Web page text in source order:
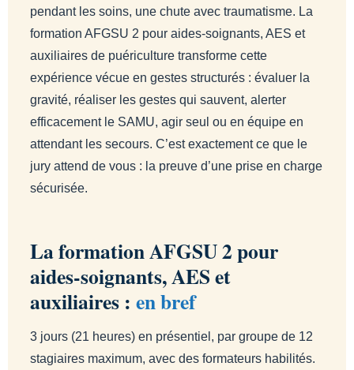
pendant les soins, une chute avec traumatisme. La
formation AFGSU 2 pour aides-soignants, AES et
auxiliaires de puériculture transforme cette
expérience vécue en gestes structurés : évaluer la
gravité, réaliser les gestes qui sauvent, alerter
efficacement le SAMU, agir seul ou en équipe en
attendant les secours. C’est exactement ce que le
jury attend de vous : la preuve d’une prise en charge
sécurisée.
La formation AFGSU 2 pour
aides-soignants, AES et
auxiliaires : en bref
3 jours (21 heures) en présentiel, par groupe de 12
stagiaires maximum, avec des formateurs habilités.